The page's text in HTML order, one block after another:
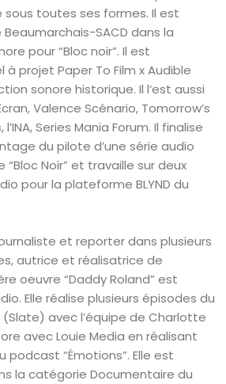
sous toutes ses formes. Il est
SACD dans la
pour “Bloc noir”. Il est
à projet Paper To Film x Audible
sonore historique. Il l‘est aussi
Valence Scénario, Tomorrow’s
Series Mania Forum. Il finalise
du pilote d’une série audio
Noir” et travaille sur deux
pour la plateforme BLYND du
et reporter dans plusieurs
autrice et réalisatrice de
oeuvre “Daddy Roland” est
Elle réalise plusieurs épisodes du
avec l’équipe de Charlotte
avec Louie Media en réalisant
“Émotions”. Elle est
la catégorie Documentaire du